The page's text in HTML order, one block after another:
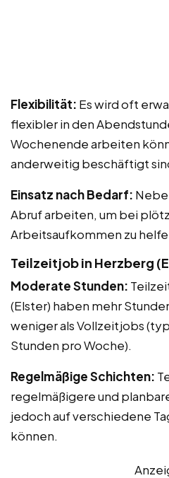
Flexibilität: Es wird oft
flexibler in den
Wochenende arbeiten
anderweitig beschäftigt
Einsatz nach Bedarf:
Abruf arbeiten, um bei
Arbeitsaufkommen zu
Teilzeitjob in Herzberg
Moderate Stunden:
(Elster) haben mehr
weniger als Vollzeitjobs
Stunden pro Woche).
Regelmäßige Schichten:
regelmäßigere und
jedoch auf verschiedene
können.